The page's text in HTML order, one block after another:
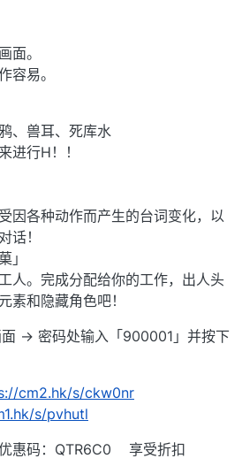
面。
容易。
、兽耳、死库水
进行H！！
因各种动作而产生的台词变化，以
话！
」
人。完成分配给你的工作，出人头
素和隐藏角色吧！
面 → 密码处输入「900001」并按下
cm2.hk/s/ckw0nr
s/pvhutl
惠码：QTR6C0 享受折扣